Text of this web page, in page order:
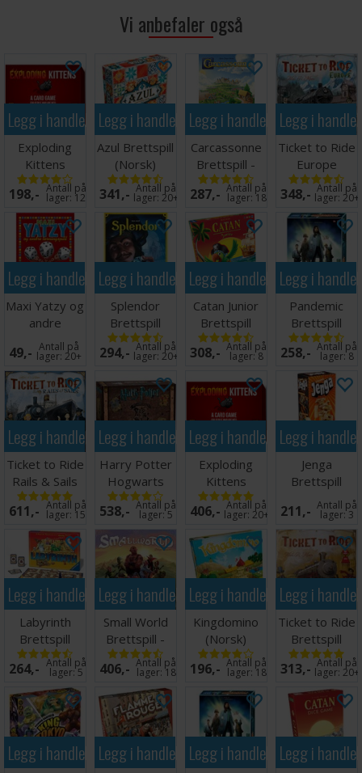
Vi anbefaler også
Legg i handlekurven
Exploding
Kittens
Kortspill -
Norsk
198,- Antall på
lager: 12
Legg i handlekurven
Azul Brettspill
(Norsk)
341,- Antall på
lager:20+
Legg i handlekurven
Carcassonne
Brettspill -
Norsk
287,- Antall på
lager: 18
Legg i
Ticket to Ride
Europe
Brettspill
(Norsk)
348,- Antall på
lager:20+
Legg i handlekurven
Maxi Yatzy og
andre
terningspill
Norsk
49,- Antall på
lager:20+
Legg i handlekurven
Splendor
Brettspill
294,- Antall på
lager:20+
Legg i handlekurven
Catan Junior
Brettspill
Norsk
308,- Antall på
lager:8
Legg i
Pandemic
Brettspill
258,- Antall på
lager:8
Legg i handlekurven
Ticket to Ride
Rails & Sails
Brettspill
611,- Antall på
lager: 15
Legg i handlekurven
Harry Potter
Hogwarts
Battle
Brettspill
538,- Antall på
lager:5
Legg i handlekurven
Exploding
Kittens
Kortspill
Engelsk
406,- Antall på
lager:20+
Legg i
Jenga
Brettspill
211,- Antall på
lager:3
Legg i handlekurven
Labyrinth
Brettspill
264,- Antall på
lager:5
Legg i handlekurven
Small World
Brettspill -
Norsk
406,- Antall på
lager: 18
Legg i handlekurven
Kingdomino
(Norsk)
Brettspill
196,- Antall på
lager: 18
Legg i
Ticket to Ride
Brettspill
313,- Antall på
lager:20+
Legg i handlekurvenLegg i handlekurvenLegg i handlekurven
Legg i